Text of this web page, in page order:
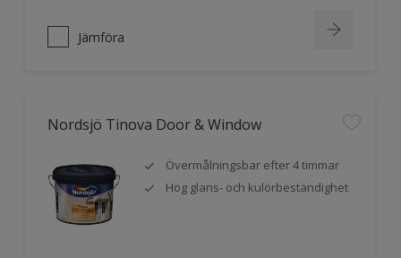
Jämföra
Nordsjö Tinova Door & Window
Övermålningsbar efter 4 timmar
Hög glans- och kulörbeständighet